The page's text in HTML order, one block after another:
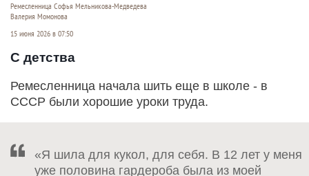
Ремесленница Софья Мельникова-Медведева
Валерия Момонова
15 июня 2026 в 07:50
С детства
Ремесленница начала шить еще в школе - в
СССР были хорошие уроки труда.
«Я шила для кукол, для себя. В 12 лет у меня
уже половина гардероба была из моей